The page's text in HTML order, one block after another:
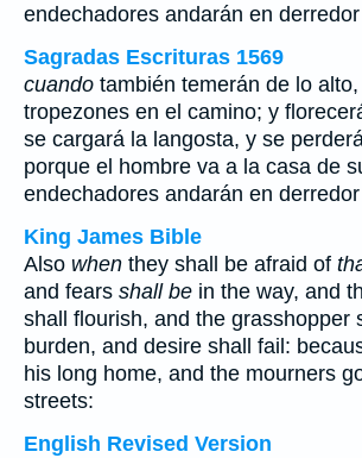
endechadores andarán en
Sagradas Escrituras 1569
cuando también temerán de lo
tropezones en el camino; y
se cargará la langosta, y se
porque el hombre va a la casa de
endechadores andarán en
King James Bible
Also when they shall be afraid of
and fears shall be in the way, and
shall flourish, and the grasshopper
burden, and desire shall fail:
his long home, and the mourners
streets:
English Revised Version